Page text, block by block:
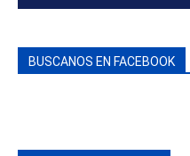
BUSCANOS EN FACEBOOK